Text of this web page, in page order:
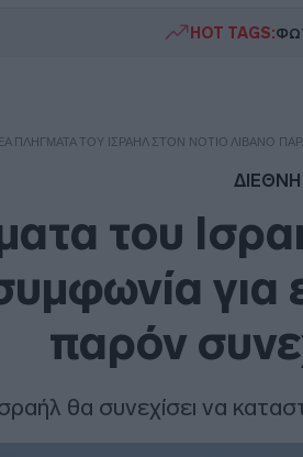
HOT TAGS:
ΠΛΉΓΜΑΤΑ ΤΟΥ ΙΣΡΑΉΛ ΣΤΟΝ ΝΌΤΙΟ ΛΊΒΑΝΟ
ΔΙΕΘΝΗ
του
για
παρόν
θα συνεχίσει να